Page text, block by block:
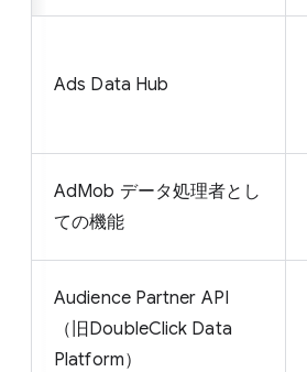
Ads Data Hub
AdMob データ処理者とし
ての機能
Audience Partner API
（旧DoubleClick Data
Platform）